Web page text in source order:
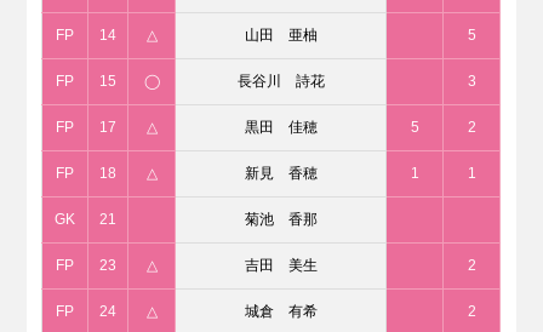
FP 14 △ 山田 亜柚 5
FP 15 ◯ 長谷川 詩花 3
FP 17 △ 黒田 佳穂 5 2
FP 18 △ 新見 香穂 1 1
GK 21 菊池 香那
FP 23 △ 吉田 美生 2
FP 24 △ 城倉 有希 2